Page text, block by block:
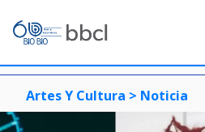
Artes Y Cultura > Noticia